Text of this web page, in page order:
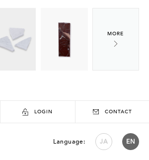
LOGIN CONTACT
Language: JA EN